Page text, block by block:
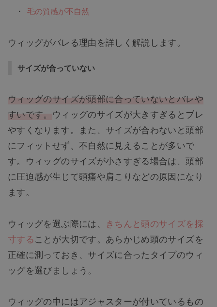
毛の質感が不自然
ウィッグがバレる理由を詳しく解説します。
サイズが合っていない
ウィッグのサイズが頭部に合っていないとバレや
すいです。 ウィッグのサイズが大きすぎるとブレ
やすくなります。また、サイズが合わないと頭部
にフィットせず、不自然に見えることが多いで
す。ウィッグのサイズが小さすぎる場合は、頭部
に圧迫感が生じて頭痛や肩こりなどの原因になり
ます。
ウィッグを選ぶ際には、
きちんと頭のサイズを採
寸することが大切です。あらかじめ頭のサイズを
正確に測っておき、サイズに合ったタイプのウィ
ッグを選びましょう。
ウィッグの中にはアジャスターが付いているもの